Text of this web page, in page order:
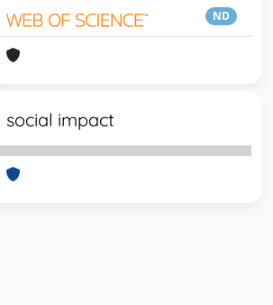
ND
social impact